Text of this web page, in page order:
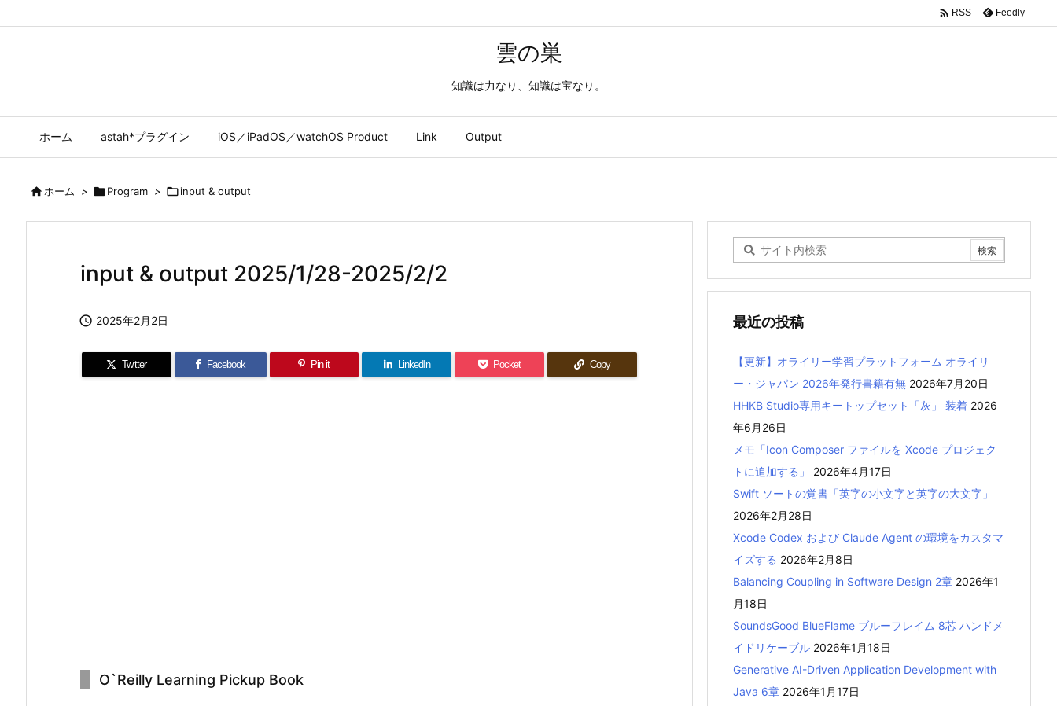
雲の巣
知識は力なり、知識は宝なり。
ホーム astah*プラグイン iOS／iPadOS／watchOS Product Link Output
 RSS Feedly
ホーム > Program > input & output
input & output 2025/1/28-2025/2/2
 2025年2月2日
Twitter Facebook Pin it LinkedIn Pocket Copy
O`Reilly Learning Pickup Book
最近の投稿
【更新】オライリー学習プラットフォーム オライリ
ー・ジャパン 2026年発行書籍有無 2026年7月20日
HHKB Studio専用キートップセット「灰」 装着 2026
年6月26日
メモ「Icon Composer ファイルを Xcode プロジェク
トに追加する」
2026年4月17日
Swift ソートの覚書「英字の小文字と英字の大文字」
2026年2月28日
Xcode Codex および Claude Agent の環境をカスタマ
イズする 2026年2月8日
Balancing Coupling in Software Design 2章 2026年1
月18日
SoundsGood BlueFlame ブルーフレイム 8芯 ハンドメ
イドリケーブル 2026年1月18日
Generative AI-Driven Application Development with
Java 6章 2026年1月17日